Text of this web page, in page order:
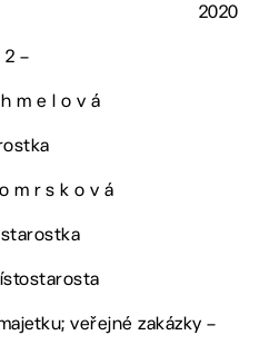
2020
2 –
m e l o v á
m r s k o v á
veřejné zakázky –